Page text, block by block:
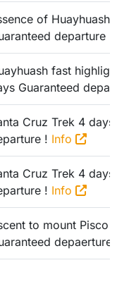
of Huayhuash
departure !
fast
Guaranteed
Cruz Trek 4 days
! Info
Cruz Trek 4 days
! Info
to mount Pisco